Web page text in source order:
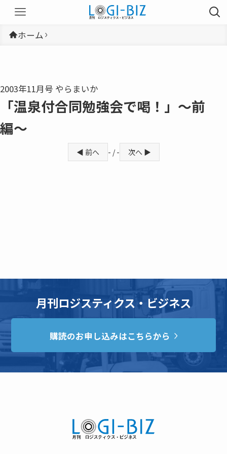
ホーム
2003年11月号 やらまいか
「温泉付合同勉強会で喝！」〜前
編〜
◀ 前へ - / - 次へ ▶
月刊ロジスティクス・ビジネス
購読のお申し込みはこちらから